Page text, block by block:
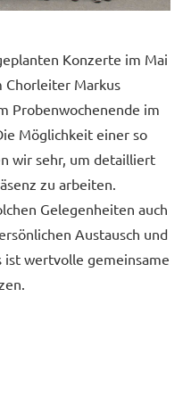
Konzerte im Mai
Markus
Probenwochenende im
Möglichkeit einer so
wir sehr, um detailliert
zu arbeiten.
Gelegenheiten auch
Austausch und
ist wertvolle gemeinsame